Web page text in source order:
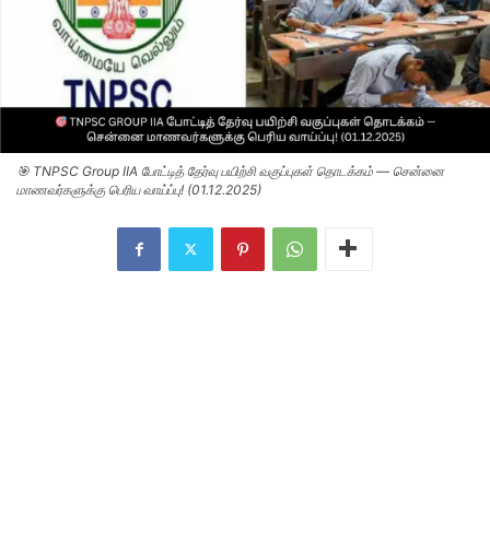
🎯 TNPSC Group IIA போட்டித் தேர்வு பயிற்சி வகுப்புகள் தொடக்கம் — சென்னை
மாணவர்களுக்கு பெரிய வாய்ப்பு! (01.12.2025)